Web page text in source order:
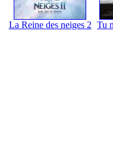
La Reine des neiges 2 Tu